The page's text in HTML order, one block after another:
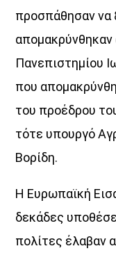
προσπάθησαν να
Πανεπιστηµίου
που
του προέδρου
τότε υπουργό
Βορίδη.
Η Ευρωπαϊκή
δεκάδες
πολίτες έλαβαν